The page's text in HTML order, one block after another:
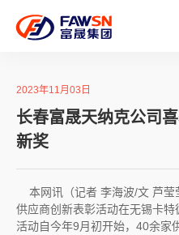
2023年11月03日
长春富晟天纳克公司
新奖
本网讯（记者 李海波/文 芦莹
供应商创新表彰活动在无锡卡
活动自今年9月初开始，40余家